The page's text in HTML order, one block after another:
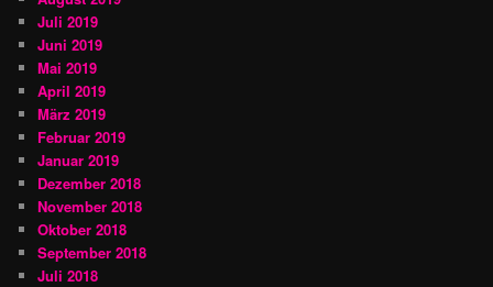
Juli 2019
Juni 2019
Mai 2019
April 2019
März 2019
Februar 2019
Januar 2019
Dezember 2018
November 2018
Oktober 2018
September 2018
Juli 2018